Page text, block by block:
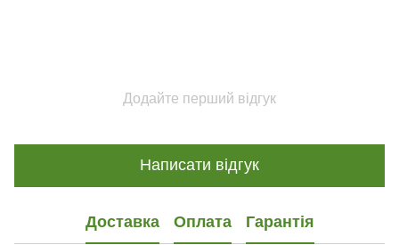
Додайте перший відгук
Написати відгук
Доставка Оплата Гарантія